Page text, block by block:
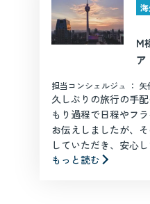
M
担当コンシェルジュ ：
久しぶりの旅行の手
もり過程で日程やフ
お伝えしましたが、
していただき、安心
もっと読む